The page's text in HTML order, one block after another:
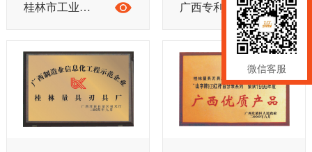
桂林市工业发展重点企业 广西专利工作试点企业
微信客服